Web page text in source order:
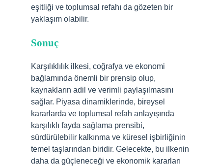
eşitliği ve toplumsal refahı da gözeten bir
yaklaşım olabilir.
Sonuç
Karşılıklılık ilkesi, coğrafya ve ekonomi
bağlamında önemli bir prensip olup,
kaynakların adil ve verimli paylaşılmasını
sağlar. Piyasa dinamiklerinde, bireysel
kararlarda ve toplumsal refah anlayışında
karşılıklı fayda sağlama prensibi,
sürdürülebilir kalkınma ve küresel işbirliğinin
temel taşlarından biridir. Gelecekte, bu ilkenin
daha da güçleneceği ve ekonomik kararları